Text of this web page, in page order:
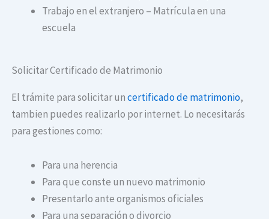
Trabajo en el extranjero – Matrícula en una
escuela
Solicitar Certificado de Matrimonio
El trámite para solicitar uncertificado de matrimonio,
tambien puedes realizarlo por internet. Lo necesitarás
para gestiones como:
Para una herencia
Para que conste un nuevo matrimonio
Presentarlo ante organismos oficiales
Para una separación o divorcio